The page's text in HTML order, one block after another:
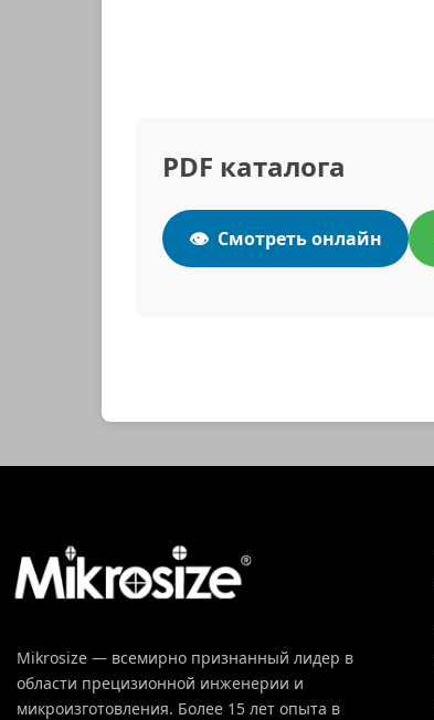
PDF каталога
👁️ Смотреть онлайн
Mikrosize — всемирно признанный лидер в
области прецизионной инженерии и
микроизготовления. Более 15 лет опыта в